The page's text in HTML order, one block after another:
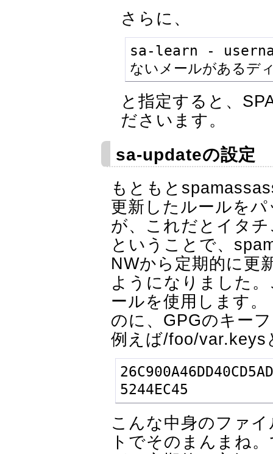
さらに、
sa-learn -
ないメールがあるデ
と指定すると、
ださいます。
sa-updateの設定
もともと
更新したルールを
が、これだとイタ
ということで、
NWから定期的に更
ようになりました
ールを使用します
のに、GPGのキー
例えば/foo/var.keys
5244EC45
こんな中身のファ
トでそのまんまね